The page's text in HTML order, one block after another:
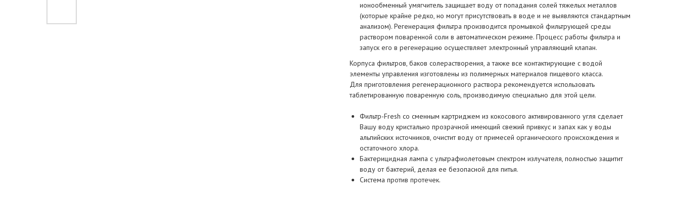
ионообменный умягчитель защищает воду от попадания солей тяжелых металлов
(которые крайне редко, но могут присутствовать в воде и не выявляются стандартным
анализом). Регенерация фильтра производится промывкой фильтрующей среды
раствором поваренной соли в автоматическом режиме. Процесс работы фильтра и
запуск его в регенерацию осуществляет электронный управляющий клапан.
Корпуса фильтров, баков солерастворения, а также все контактирующие с водой
элементы управления изготовлены из полимерных материалов пищевого класса.
Для приготовления регенерационного раствора рекомендуется использовать
таблетированную поваренную соль, производимую специально для этой цели.
Фильтр-Fresh со сменным картриджем из кокосового активированного угля сделает
Вашу воду кристально прозрачной имеющий свежий привкус и запах как у воды
альпийских источников, очистит воду от примесей органического происхождения и
остаточного хлора.
Бактерицидная лампа с ультрафиолетовым спектром излучателя, полностью защитит
воду от бактерий, делая ее безопасной для питья.
Система против протечек.